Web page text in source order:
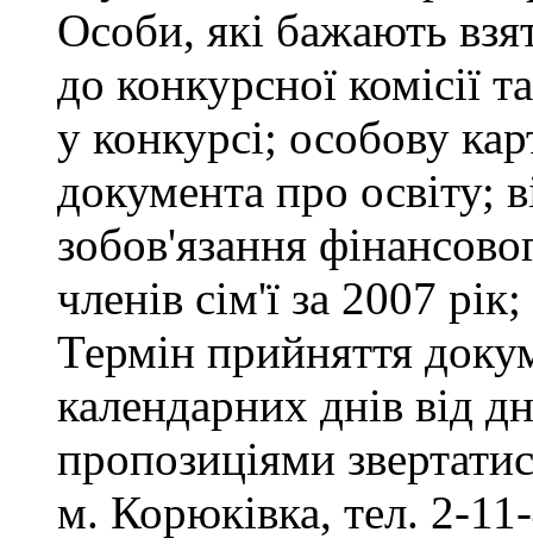
Особи, які бажають
до конкурсної комісії
у конкурсі; особову
документа про освіту;
зобов'язання
членів сім'ї за 2007
Термін прийняття
календарних днів від
пропозиціями
м. Корюківка, тел. 2-